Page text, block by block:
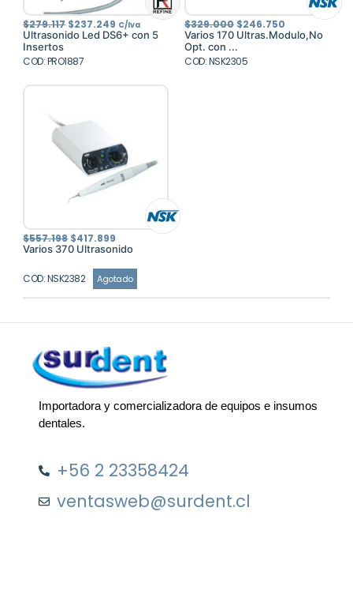
$279.117 El
precio
original
$279.117.
$237.249 El
precio
actual
C/Iva
Ultrasonido Led DS6+ con 5
Insertos
COD: PRO1887
$329.000 El
precio
original
era:
$329.000.
$246.750
precio
actual
Varios 170 Ultras.Modulo,No
Opt. con ...
COD: NSK2305
$557.198 El
precio
original
$557.198.
$417.899
precio
actual
es:
$417.899.
Varios 370 Ultrasonido
COD: NSK2382 Agotado
Importadora y comercializadora de equipos e insumos
dentales.
+56 2 23358424
ventasweb@surdent.cl